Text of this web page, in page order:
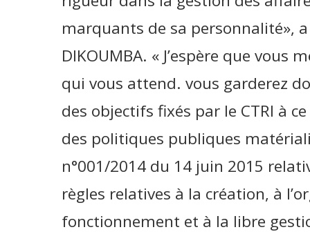
marquants de sa personnalité»,
DIKOUMBA. « J’espère que vous
qui vous attend. vous garderez
des objectifs fixés par le CTRI à
des politiques publiques
n°001/2014 du 14 juin 2015
règles relatives à la création, à
fonctionnement et à la libre